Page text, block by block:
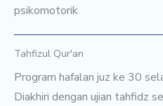
psikomotorik
Tahfizul Qur'an
Program hafalan juz ke 30
Diakhiri dengan ujian tahfidz